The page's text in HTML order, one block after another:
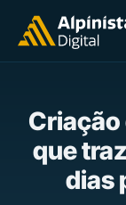
Criação
que
dias